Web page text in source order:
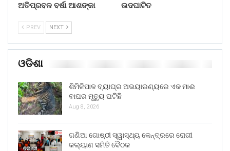
ଅତିପ୍ରବଳ ବର୍ଷା ଆଶଙ୍କା
ଉଦଘାଟିତ
PREV NEXT
ଓଡିଶା
ଶିମିଳିପାଳ ବ୍ୟାଘ୍ର ଅଭୟାରଣ୍ୟରେ ଏକ ମାଈ
ବାଘର ମୃତ୍ୟୁ ଘଟିଛି
Aug 8, 2026
ଗଣିଆ ଗୋଷ୍ଠୀ ସ୍ୱାସ୍ଥ୍ୟ କେନ୍ଦ୍ରରେ ରୋଗୀ
କଲ୍ୟାଣ ସମିତି ବୈଠକ